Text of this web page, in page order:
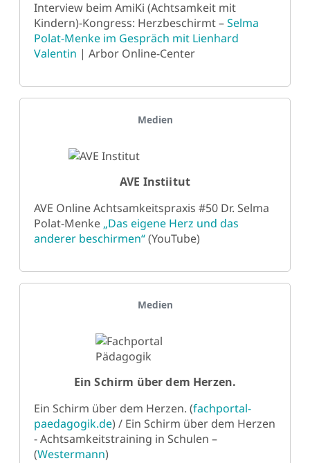
Interview beim AmiKi (Achtsamkeit mit
Kindern)-Kongress: Herzbeschirmt –Selma
Polat-Menke im Gespräch mit Lienhard
Valentin | Arbor Online-Center
Medien
AVE Instiitut
AVE Online Achtsamkeitspraxis #50 Dr. Selma
Polat-Menke „Das eigene Herz und das
anderer beschirmen“(YouTube)
Medien
Ein Schirm über dem Herzen.
Ein Schirm über dem Herzen. (fachportal-
paedagogik.de) / Ein Schirm über dem Herzen
- Achtsamkeitstraining in Schulen –
(Westermann)